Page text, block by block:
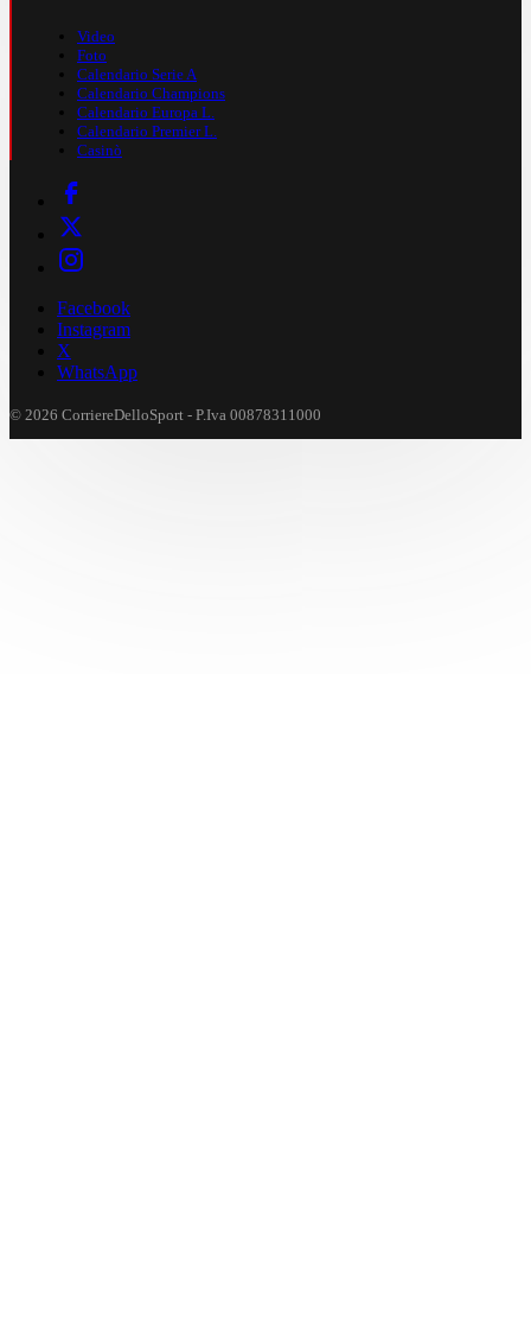
Video
Foto
Calendario Serie A
Calendario Champions
Calendario Europa L.
Calendario Premier L.
Casinò
Facebook
Instagram
X
WhatsApp
© 2026 CorriereDelloSport - P.Iva 00878311000